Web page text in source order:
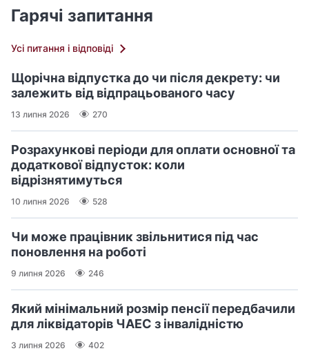
Гарячі запитання
Усі питання і відповіді
Щорічна відпустка до чи після декрету: чи
залежить від відпрацьованого часу
13 липня 2026 270
Розрахункові періоди для оплати основної та
додаткової відпусток: коли
відрізнятимуться
10 липня 2026 528
Чи може працівник звільнитися під час
поновлення на роботі
9 липня 2026 246
Який мінімальний розмір пенсії передбачили
для ліквідаторів ЧАЕС з інвалідністю
3 липня 2026 402